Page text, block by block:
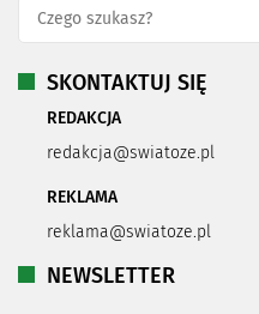
SKONTAKTUJ SIĘ
REDAKCJA
redakcja@swiatoze.pl
REKLAMA
reklama@swiatoze.pl
NEWSLETTER